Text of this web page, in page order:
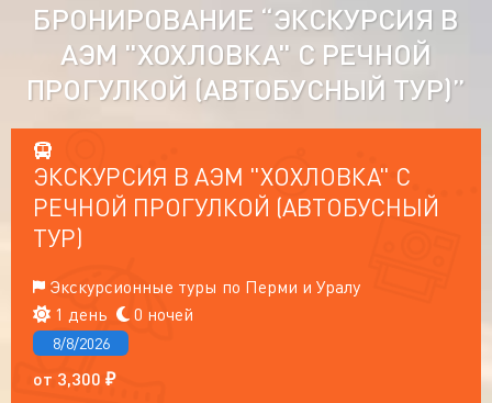
БРОНИРОВАНИЕ “ЭКСКУРСИЯ В
АЭМ "ХОХЛОВКА" С РЕЧНОЙ
ПРОГУЛКОЙ (АВТОБУСНЫЙ ТУР)”
ЭКСКУРСИЯ В АЭМ "ХОХЛОВКА" С
РЕЧНОЙ ПРОГУЛКОЙ (АВТОБУСНЫЙ
ТУР)
Экскурсионные туры по Перми и Уралу
1 день
0 ночей
8/8/2026
от 3,300 ₽